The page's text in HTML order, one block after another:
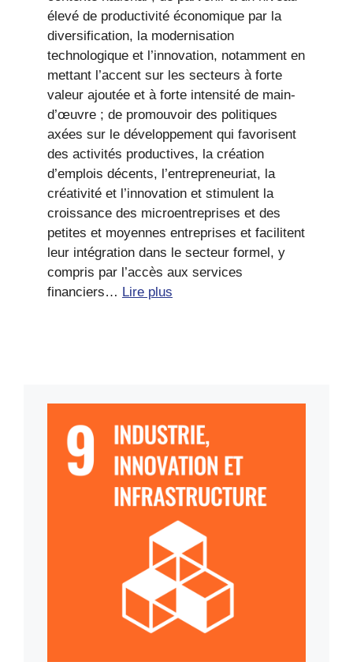
élevé de productivité économique par la
diversification, la modernisation
technologique et l’innovation, notamment en
mettant l’accent sur les secteurs à forte
valeur ajoutée et à forte intensité de main-
d’œuvre ; de promouvoir des politiques
axées sur le développement qui favorisent
des activités productives, la création
d’emplois décents, l’entrepreneuriat, la
créativité et l’innovation et stimulent la
croissance des microentreprises et des
petites et moyennes entreprises et facilitent
leur intégration dans le secteur formel, y
compris par l’accès aux services
financiers… Lire plus